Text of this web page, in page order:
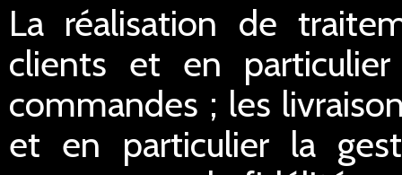
La réalisation de
clients et en
commandes ; les
et en particulier la